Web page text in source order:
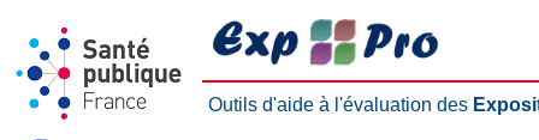
Outils d'aide à l'évaluation des